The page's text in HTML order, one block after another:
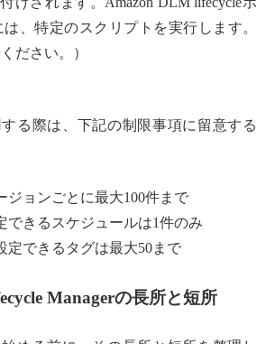
、特定のスクリプトを実行します。
ださい。）
る際は、下記の制限事項に留意する
ジョンごとに最大100件まで
できるスケジュールは1件のみ
定できるタグは最大50まで
Managerの長所と短所